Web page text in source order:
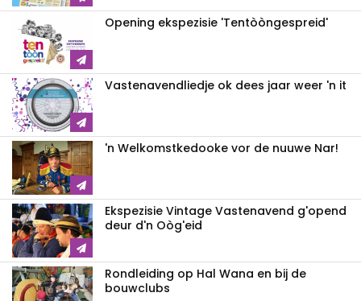
Opening ekspezisie 'Tentòòngespreid'
Vastenavendliedje ok dees jaar weer 'n it
'n Welkomstkedooke vor de nuuwe Nar!
Ekspezisie Vintage Vastenavend g'opend
deur d'n Oòg'eid
Rondleiding op Hal Wana en bij de
bouwclubs